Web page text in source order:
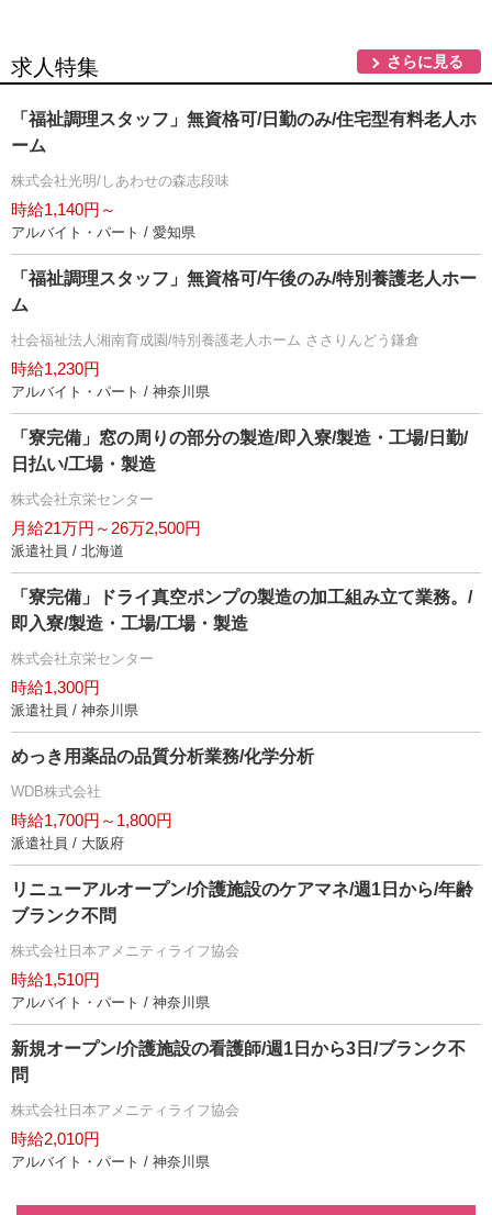
求人特集 さらに見る
「福祉調理スタッフ」無資格可/日勤のみ/住宅型有料老人ホ
ーム
株式会社光明/しあわせの森志段味
時給1,140円～
アルバイト・パート / 愛知県
「福祉調理スタッフ」無資格可/午後のみ/特別養護老人ホー
ム
社会福祉法人湘南育成園/特別養護老人ホーム ささりんどう鎌倉
時給1,230円
アルバイト・パート / 神奈川県
「寮完備」窓の周りの部分の製造/即入寮/製造・工場/日勤/
日払い/工場・製造
株式会社京栄センター
月給21万円～26万2,500円
派遣社員 / 北海道
「寮完備」ドライ真空ポンプの製造の加工組み立て業務。/
即入寮/製造・工場/工場・製造
株式会社京栄センター
時給1,300円
派遣社員 / 神奈川県
めっき用薬品の品質分析業務/化学分析
WDB株式会社
時給1,700円～1,800円
派遣社員 / 大阪府
リニューアルオープン/介護施設のケアマネ/週1日から/年齢
ブランク不問
株式会社日本アメニティライフ協会
時給1,510円
アルバイト・パート / 神奈川県
新規オープン/介護施設の看護師/週1日から3日/ブランク不
問
株式会社日本アメニティライフ協会
時給2,010円
アルバイト・パート / 神奈川県